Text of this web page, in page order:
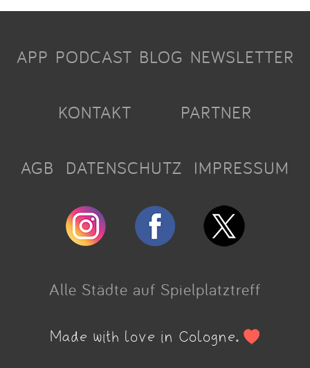
APP PODCAST BLOG NEWSLETTER
KONTAKT PARTNER
AGB DATENSCHUTZ IMPRESSUM
Alle Städte auf Spielplatztreff
Made with love in Cologne.